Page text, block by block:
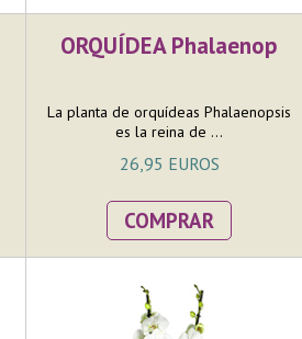
ORQUÍDEA Phalaenop
La planta de orquídeas Phalaenopsis
es la reina de ...
26,95 EUROS
COMPRAR